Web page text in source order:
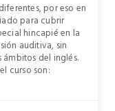
por eso en
para cubrir
hincapié en la
auditiva, sin
del inglés.
curso son: